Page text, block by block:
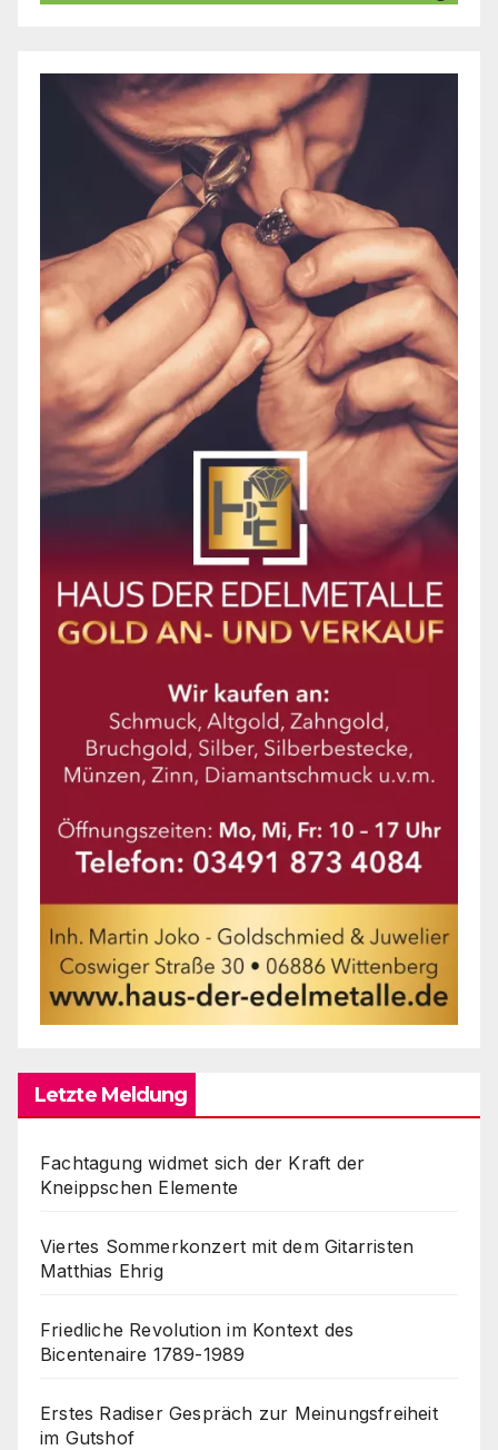
Letzte Meldung
Fachtagung widmet sich der Kraft der
Kneippschen Elemente
Viertes Sommerkonzert mit dem Gitarristen
Matthias Ehrig
Friedliche Revolution im Kontext des
Bicentenaire 1789-1989
Erstes Radiser Gespräch zur Meinungsfreiheit
im Gutshof